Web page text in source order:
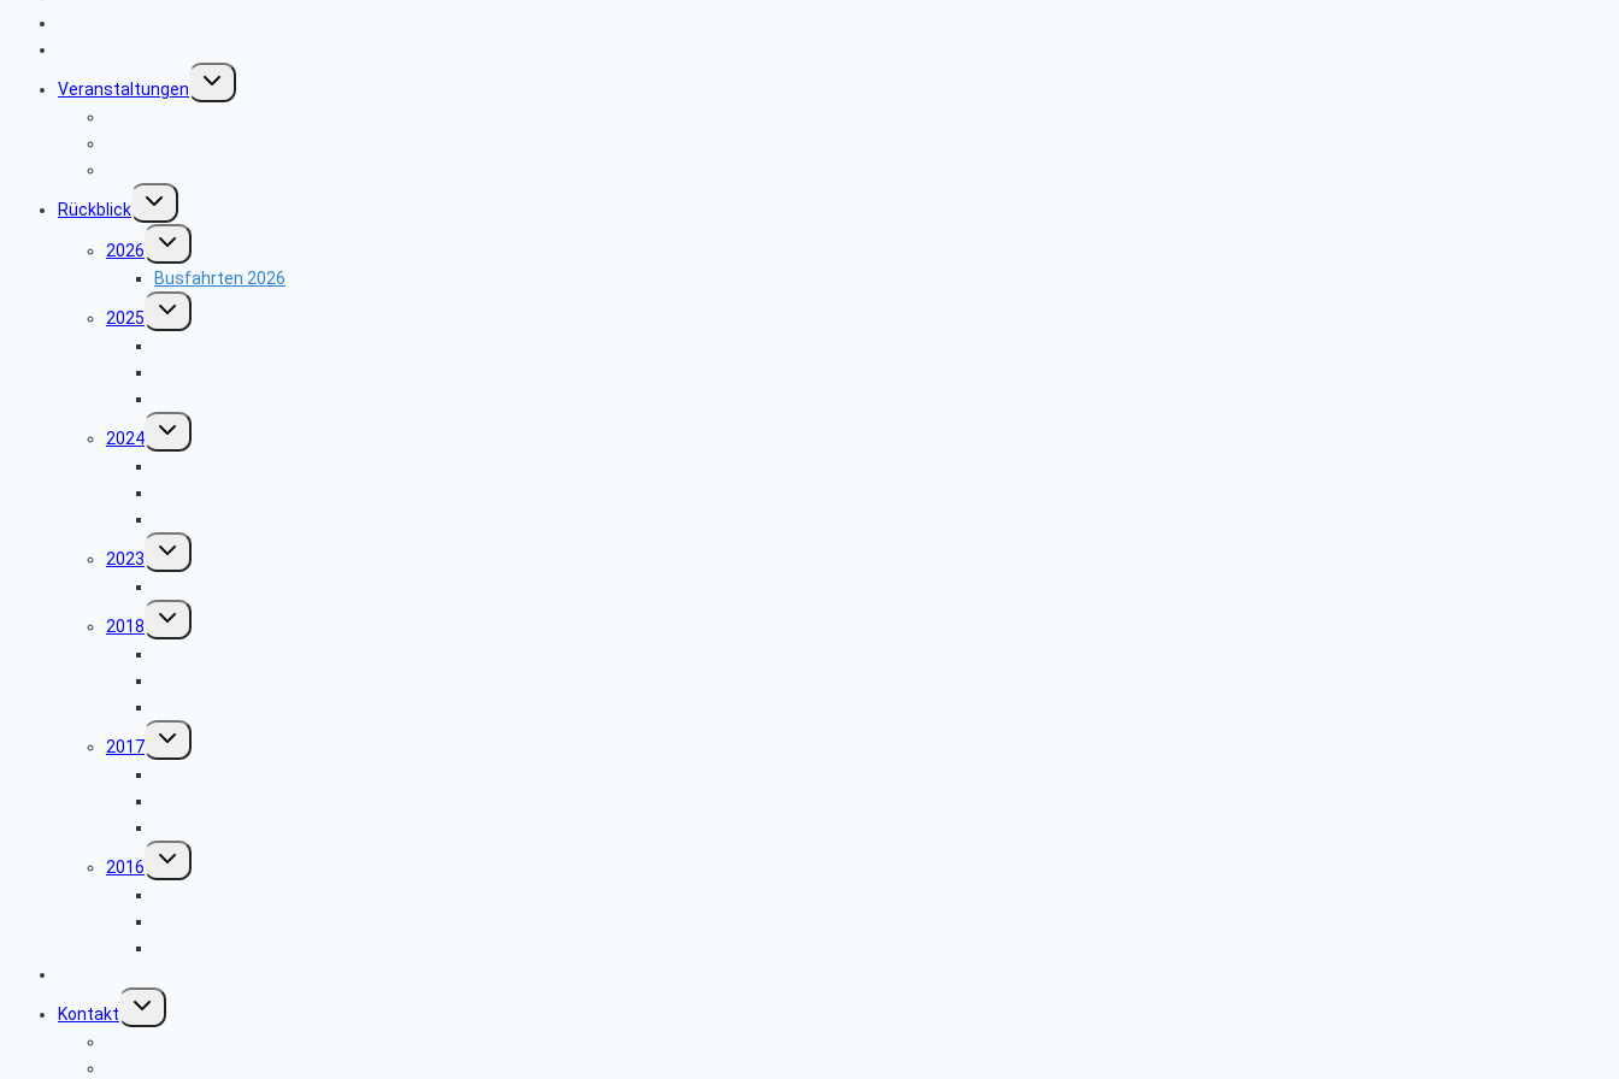
Veranstaltungen
Untermenü
umschalten
Rückblick
Untermenü
umschalten
2026
Untermenü
umschalten
Busfahrten 2026
2025
Untermenü
umschalten
2024
Untermenü
umschalten
2023
Untermenü
umschalten
2018
Untermenü
umschalten
2017
Untermenü
umschalten
2016
Untermenü
umschalten
Kontakt
Untermenü
umschalten